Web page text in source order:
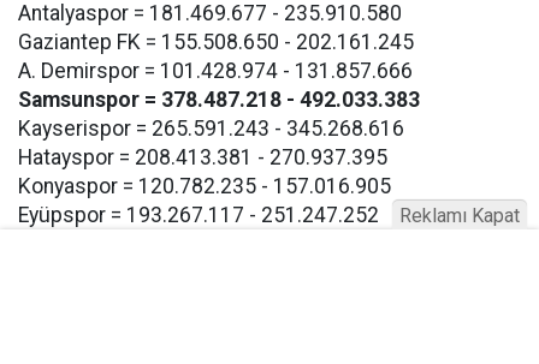
Antalyaspor = 181.469.677 - 235.910.580
Gaziantep FK = 155.508.650 - 202.161.245
A. Demirspor = 101.428.974 - 131.857.666
Samsunspor = 378.487.218 - 492.033.383
Kayserispor = 265.591.243 - 345.268.616
Hatayspor = 208.413.381 - 270.937.395
Konyaspor = 120.782.235 - 157.016.905
Eyüpspor = 193.267.117 - 251.247.252
Reklamı Kapat